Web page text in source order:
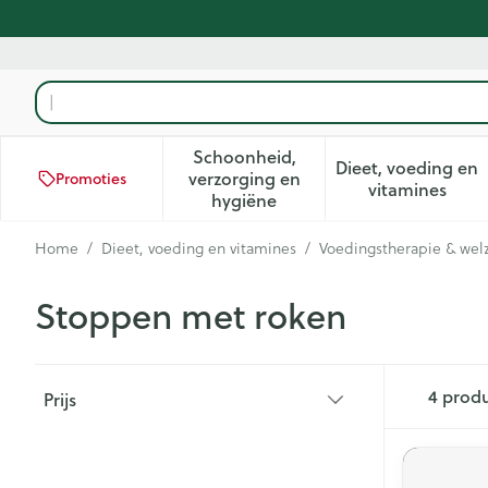
Product, merk, categorie...
Promoties
Schoonheid,
verzorging en
hygiëneToon submenu voor
Dieet, voeding en
vitamines
Toon
Home / Dieet, voeding en vitamines / Voedingstherapie &
Stoppen met roken
Prijs
4